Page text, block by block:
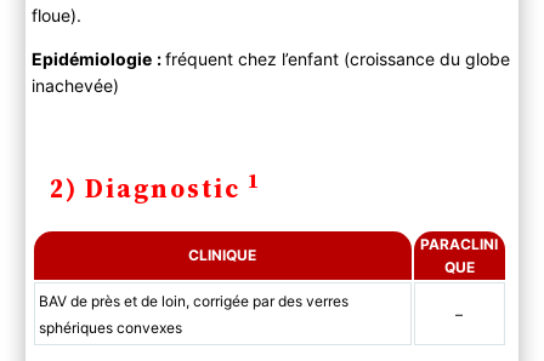
floue).
Epidémiologie :fréquent chez l’enfant (croissance du globe
inachevée)
2) Diagnostic 1
CLINIQUE
PARACLINI
QUE
BAV de près et de loin, corrigée par des verres
sphériques convexes
–